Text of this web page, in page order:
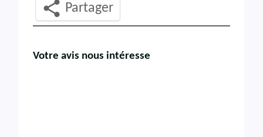
Partager
Votre avis nous intéresse